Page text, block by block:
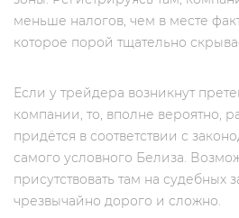
меньше налогов, чем в месте
которое порой тщательно
Если у трейдера возникнут
компании, то, вполне вероятно,
придётся в соответствии с
самого условного Белиза.
присутствовать там на судебных
чрезвычайно дорого и сложно.